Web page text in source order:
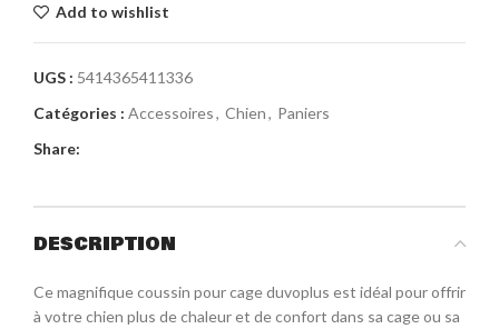
Add to wishlist
UGS : 5414365411336
Catégories : Accessoires, Chien, Paniers
Share:
DESCRIPTION
Ce magnifique coussin pour cage duvoplus est idéal pour offrir
à votre chien plus de chaleur et de confort dans sa cage ou sa